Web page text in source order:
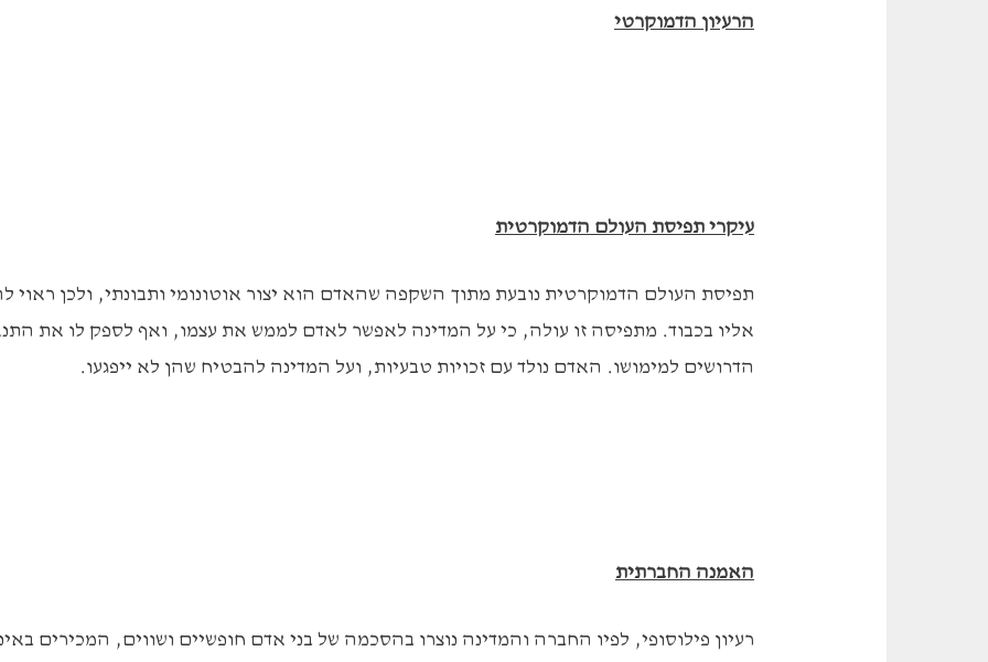
הרעיון הדמוקרטי
עיקרי תפיסת העולם הדמוקרטית
תפיסת העולם הדמוקרטית נובעת מתוך השקפה שהאדם הוא יצור אוטונומי ותבונתי, ולכן ראוי
אליו בכבוד. מתפיסה זו עולה, כי על המדינה לאפשר לאדם לממש את עצמו, ואף לספק לו את
הדרושים למימושו. האדם נולד עם זכויות טבעיות, ועל המדינה להבטיח שהן לא ייפגעו.
האמנה החברתית
רעיון פילוסופי, לפיו החברה והמדינה נוצרו בהסכמה של בני אדם חופשיים ושווים, המכירים